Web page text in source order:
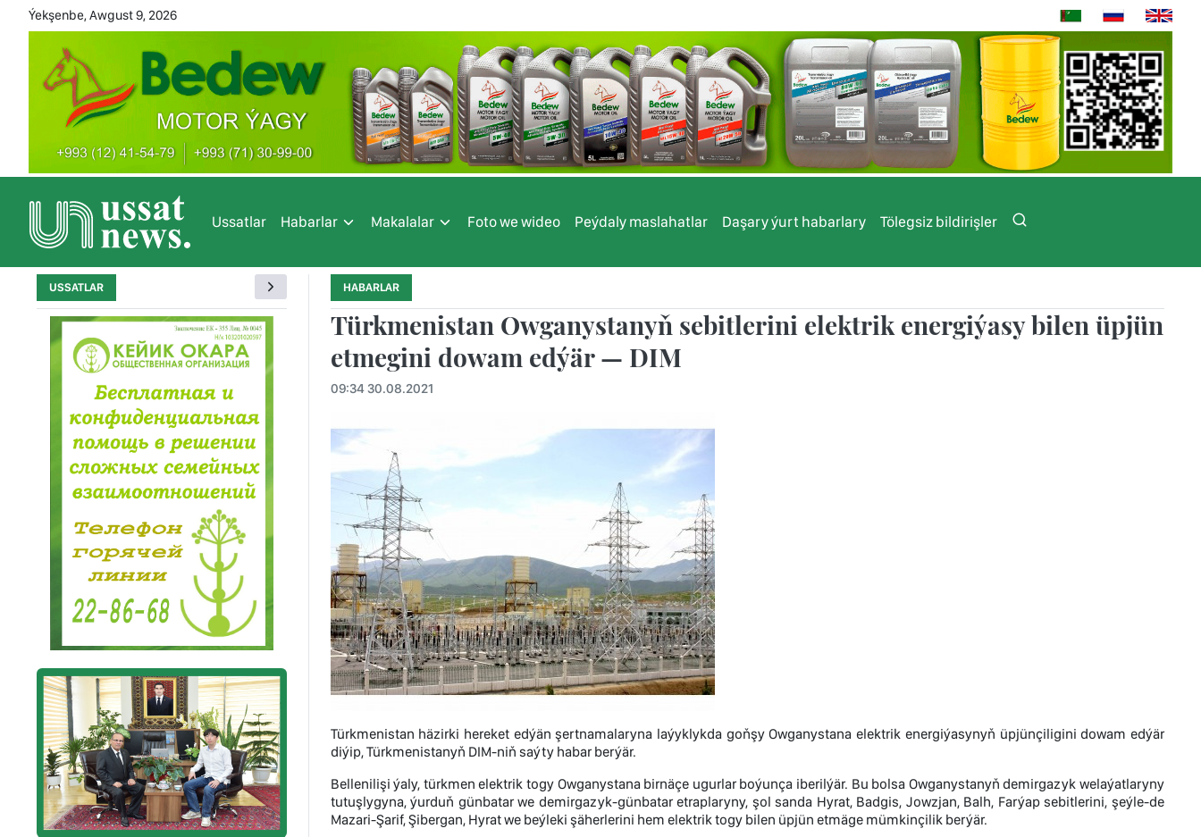
Ýekşenbe, Awgust 9, 2026
Ussatlar Habarlar Makalalar Foto we wideo Peýdaly maslahatlar Daşary ýurt habarlary Tölegsiz bildirişler
HABARLAR
Türkmenistan Owganystanyň sebitlerini elektrik energiýasy bilen üpjün
etmegini dowam edýär — DIM
09:34 30.08.2021
Türkmenistan häzirki hereket edýän şertnamalaryna laýyklykda goňşy Owganystana elektrik energiýasynyň üpjünçiligini dowam edýär
diýip, Türkmenistanyň DIM-niň saýty habar berýär.
Bellenilişi ýaly, türkmen elektrik togy Owganystana birnäçe ugurlar boýunça iberilýär. Bu bolsa Owganystanyň demirgazyk welaýatlaryny
tutuşlygyna, ýurduň günbatar we demirgazyk-günbatar etraplaryny, şol sanda Hyrat, Badgis, Jowzjan, Balh, Farýap sebitlerini, şeýle-de
Mazari-Şarif, Şibergan, Hyrat we beýleki şäherlerini hem elektrik togy bilen üpjün etmäge mümkinçilik berýär.
USSATLAR